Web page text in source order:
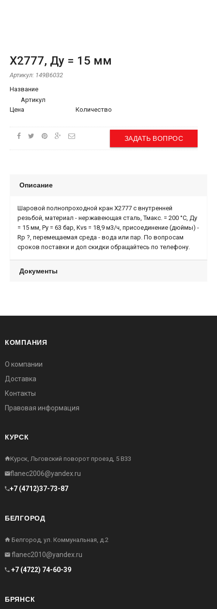
Х2777, Ду = 15 мм
Артикул: 149В6032
Название
Артикул
Цена
Количество
ЗАДАТЬ ВОПРОС
Описание
Шаровой полнопроходной кран Х2777 с внутренней
резьбой, материал - нержавеющая сталь, Тмакс. = 200 °С, Ду
= 15 мм, Ру = 63 бар, Kvs = 18,9 м3/ч, присоединение (дюймы) -
Rp ?, перемещаемая среда - вода или пар. По вопросам
сроков поставки и доп скидки обращайтесь по телефону.
Документы
КОМПАНИЯ
О компании
Доставка
Контакты
Правовая информация
КУРСК
Курск, Льговский поворот проезд, 5 В33
flanec2006@yandex.ru
+7 (4712)37-73-87
БЕЛГОРОД
Белгород, ул. Коммунальная, д.2
flanec2010@yandex.ru
+7 (4722) 74-60-39
БРЯНСК